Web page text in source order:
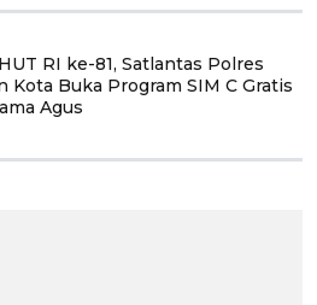
RI ke-81, Satlantas Polres
Kota Buka Program SIM C Gratis
Agus